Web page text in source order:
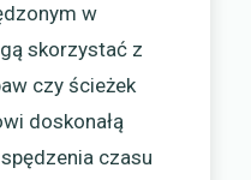
w
skorzystać z
czy ścieżek
doskonałą
czasu